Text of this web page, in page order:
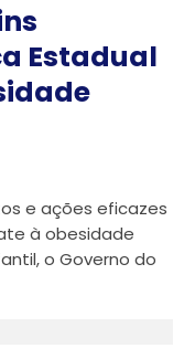
Estadual
e ações eficazes
à obesidade
o Governo do